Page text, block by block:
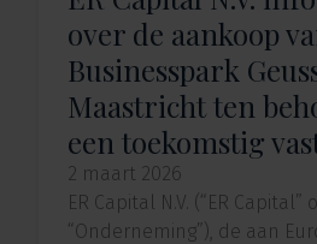
over de aankoop
Businesspark
Maastricht ten
een toekomstig
2 maart 2026
ER Capital N.V. (“ER Capital”
“Onderneming”), de aan